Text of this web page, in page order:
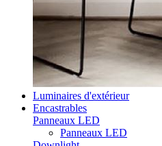
Luminaires d'extérieur
Encastrables
Panneaux LED
Panneaux LED